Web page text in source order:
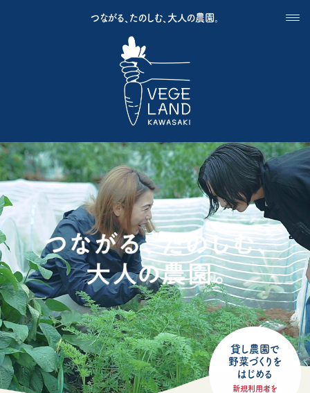
つながる、たのしむ、大人の農園。
貸し農園で
野菜づくりを
はじめる
新規利用者を